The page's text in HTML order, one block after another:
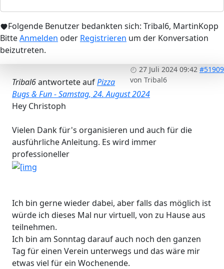
Folgende Benutzer bedankten sich: Tribal6, MartinKopp
BitteAnmelden oder Registrieren um der Konversation
beizutreten.
27 Juli 2024 09:42 #51909
von Tribal6
Tribal6antwortete aufPizza
Bugs & Fun - Samstag, 24. August 2024
Hey Christoph
Vielen Dank für's organisieren und auch für die
ausführliche Anleitung. Es wird immer
professioneller
Ich bin gerne wieder dabei, aber falls das möglich ist
würde ich dieses Mal nur virtuell, von zu Hause aus
teilnehmen.
Ich bin am Sonntag darauf auch noch den ganzen
Tag für einen Verein unterwegs und das wäre mir
etwas viel für ein Wochenende.